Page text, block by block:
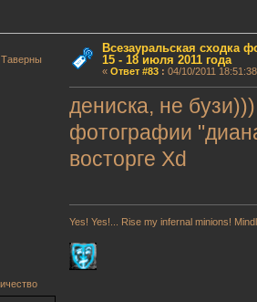
Всезауральская сходка
15 - 18 июля 2011 года
« Ответ #83: 04/10/2011
дениска, не
фотографии
восторге Xd
Yes! Yes!... Rise my infernal minions!